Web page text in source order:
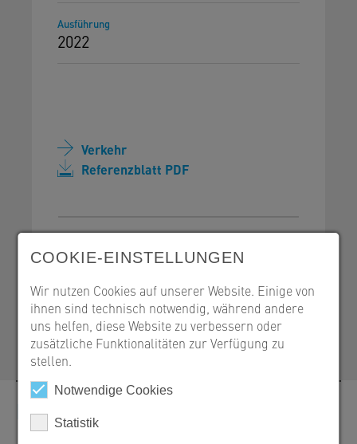
Ausführung
2022
Verkehr
Referenzblatt PDF
SW Umwelttechnik Österreich GmbH
9021 Klagenfurt, Bahnstraße 87-93
+43 463 32109-100
office@sw-umwelttechnik.at
Kontakt
COOKIE-EINSTELLUNGEN
Wir nutzen Cookies auf unserer Website. Einige von
ihnen sind technisch notwendig, während andere
uns helfen, diese Website zu verbessern oder
zusätzliche Funktionalitäten zur Verfügung zu
stellen.
Notwendige Cookies
Statistik